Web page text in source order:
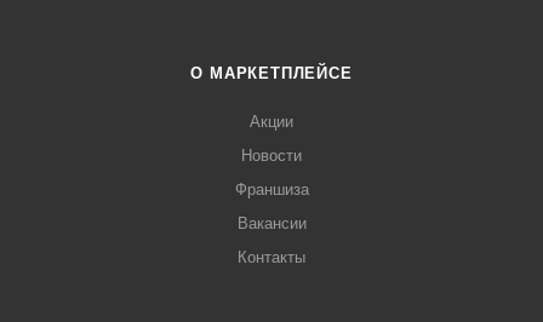
О МАРКЕТПЛЕЙСЕ
Акции
Новости
Франшиза
Вакансии
Контакты